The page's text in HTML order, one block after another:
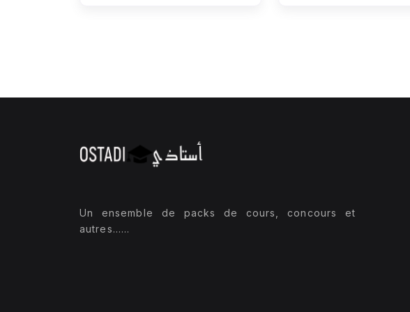
Un ensemble de packs de cours, concours et
autres......